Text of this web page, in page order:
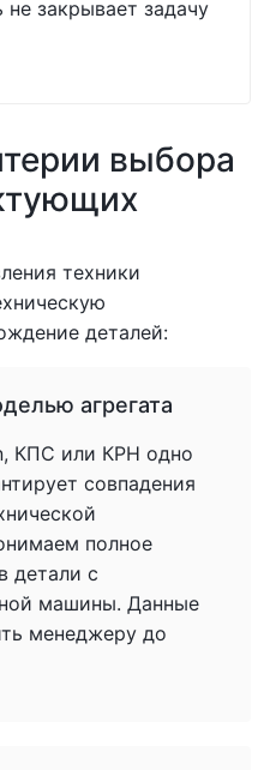
не закрывает задачу
выбора
техники
деталей:
агрегата
КПС или КРН одно
совпадения
полное
детали с
машины. Данные
менеджеру до